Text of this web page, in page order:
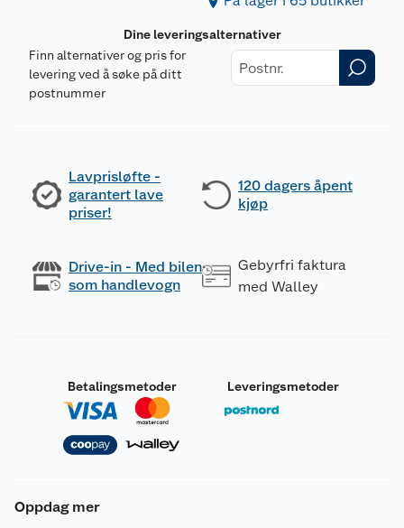
Dine leveringsalternativer
Finn alternativer og pris for
levering ved å søke på ditt
postnummer
Lavprisløfte -
garantert lave
priser!
120 dagers åpent
kjøp
Drive-in - Med bilen
som handlevogn
Gebyrfri faktura
med Walley
Betalingsmetoder Leveringsmetoder
Oppdag mer